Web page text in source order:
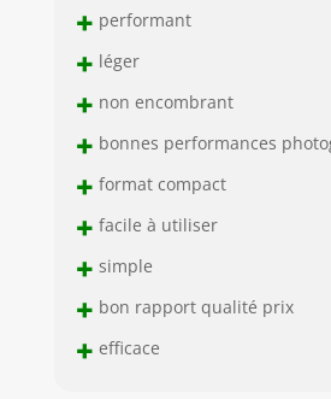
+ performant
+ léger
+ non encombrant
+ bonnes performances
+ format compact
+ facile à utiliser
+ simple
+ bon rapport qualité prix
+ efficace